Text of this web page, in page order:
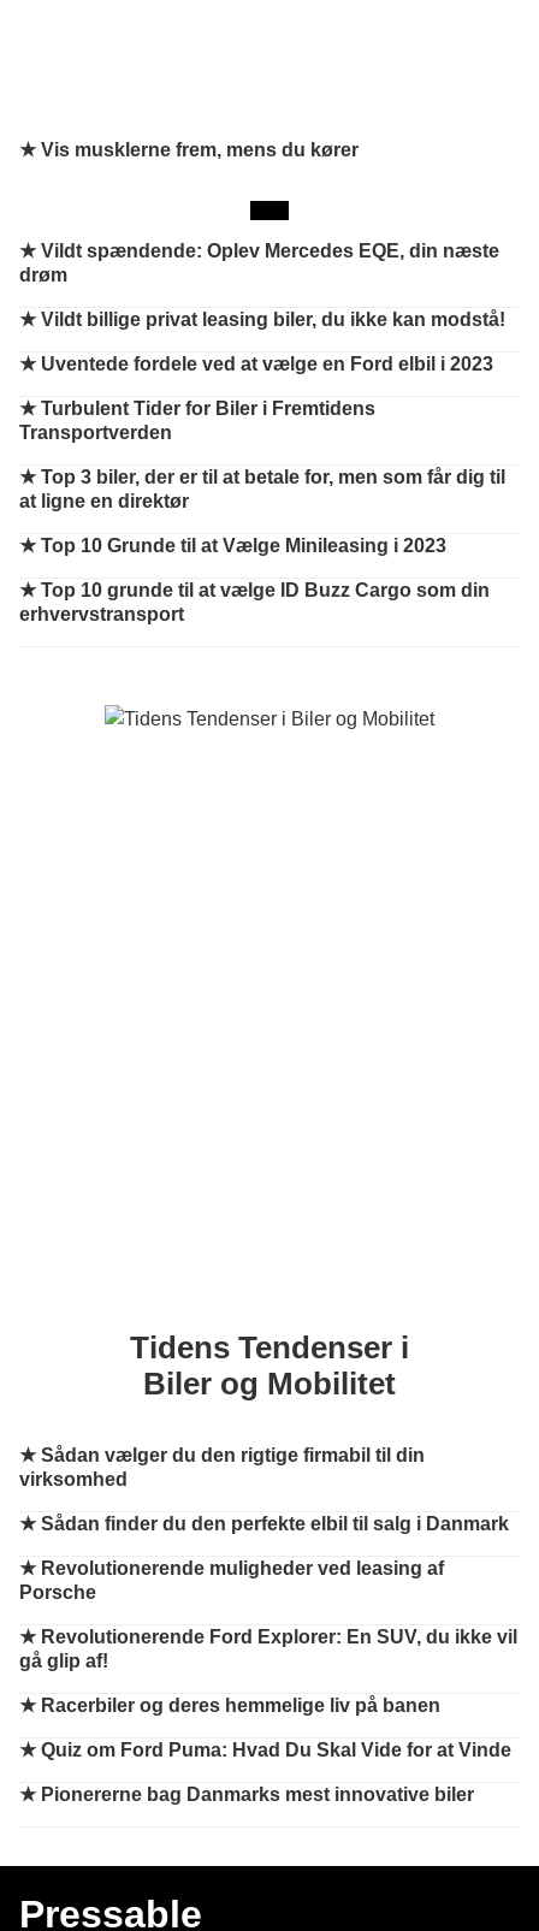
★ Vis musklerne frem, mens du kører
★Vildt spændende: Oplev Mercedes EQE, din næste
drøm
★Vildt billige privat leasing biler, du ikke kan modstå!
★ Uventede fordele ved at vælge en Ford elbil i 2023
★Turbulent Tider for Biler i Fremtidens
Transportverden
★Top 3 biler, der er til at betale for, men som får dig til
at ligne en direktør
★Top 10 Grunde til at Vælge Minileasing i 2023
★Top 10 grunde til at vælge ID Buzz Cargo som din
erhvervstransport
Tidens Tendenser i
Biler og Mobilitet
★Sådan vælger du den rigtige firmabil til din
virksomhed
★Sådan finder du den perfekte elbil til salg i Danmark
★ Revolutionerende muligheder ved leasing af
Porsche
★ Revolutionerende Ford Explorer: En SUV, du ikke vil
gå glip af!
★ Racerbiler og deres hemmelige liv på banen
★Quiz om Ford Puma: Hvad Du Skal Vide for at Vinde
★ Pionererne bag Danmarks mest innovative biler
Pressable